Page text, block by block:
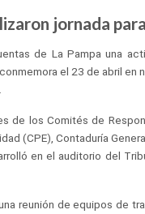
jornada
de La Pampa una
el 23 de abril
de los Comités de
(CPE), Contaduría
en el auditorio del
reunión de equipos de